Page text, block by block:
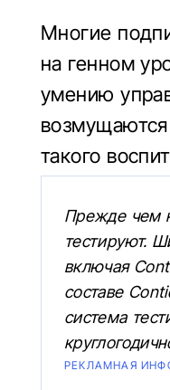
Многие
на генном
умению
такого
Прежде чем
тестируют.
включая
составе
система
РЕКЛАМНАЯ